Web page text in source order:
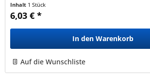
Inhalt 1 Stück
6,03 € *
In den Warenkorb
Auf die Wunschliste